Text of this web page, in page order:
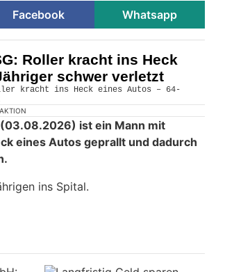
Facebook Whatsapp
Roller kracht ins Heck
schwer verletzt
ist ein Mann mit
eines Autos geprallt und dadurch
ins Spital.